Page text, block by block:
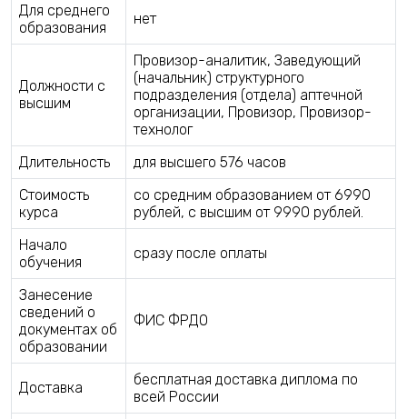
Для среднего
образования
нет
Должности с
высшим
Провизор-аналитик, Заведующий
(начальник) структурного
подразделения (отдела) аптечной
организации, Провизор, Провизор-
технолог
Длительность
для высшего 576 часов
Стоимость
курса
со средним образованием от 6990
рублей, с высшим от 9990 рублей.
Начало
обучения
сразу после оплаты
Занесение
сведений о
документах об
образовании
ФИС ФРДО
Доставка
бесплатная доставка диплома по
всей России